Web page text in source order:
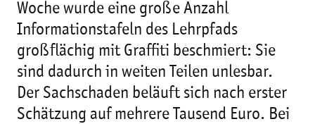
Woche wurde eine große Anzahl
Informationstafeln des Lehrpfads
großflächig mit Graffiti beschmiert: Sie
sind dadurch in weiten Teilen unlesbar.
Der Sachschaden beläuft sich nach erster
Schätzung auf mehrere Tausend Euro. Bei